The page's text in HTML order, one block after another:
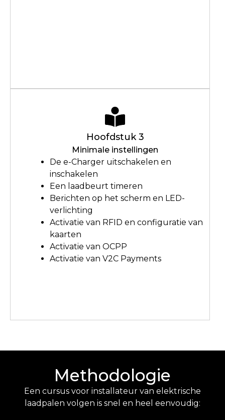
Hoofdstuk 3
Minimale instellingen
De e-Charger uitschakelen en
inschakelen
Een laadbeurt timeren
Berichten op het scherm en LED-
verlichting
Activatie van RFID en configuratie van
kaarten
Activatie van OCPP
Activatie van V2C Payments
Methodologie
Een cursus voor installateur van elektrische
laadpalen volgen is snel en heel eenvoudig: